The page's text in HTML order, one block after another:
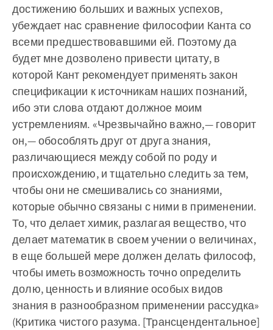
достижению больших и важных успехов,
убеждает нас сравнение философии Канта со
всеми предшествовавшими ей. Поэтому да
будет мне дозволено привести цитату, в
которой Кант рекомендует применять закон
спецификации к источникам наших познаний,
ибо эти слова отдают должное моим
устремлениям. «Чрезвычайно важно,— говорит
он,— обособлять друг от друга знания,
различающиеся между собой по роду и
происхождению, и тщательно следить за тем,
чтобы они не смешивались со знаниями,
которые обычно связаны с ними в применении.
То, что делает химик, разлагая вещество, что
делает математик в своем учении о величинах,
в еще большей мере должен делать философ,
чтобы иметь возможность точно определить
долю, ценность и влияние особых видов
знания в разнообразном применении рассудка»
(Критика чистого разума. [Трансцендентальное]